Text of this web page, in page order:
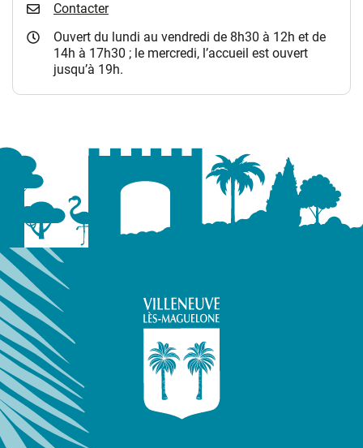
Contacter
Ouvert du lundi au vendredi de 8h30 à 12h et de
14h à 17h30 ; le mercredi, l’accueil est ouvert
jusqu’à 19h.